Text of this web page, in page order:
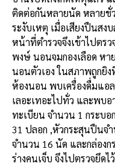
ติดต่อกันหลายนัด หลายชั่ว
ระงับเหตุ เมื่อเสียงปืนสง
หน้าที่ตำรวจจึงเข้าไปตร
พงษ์ นอนจมกองเลือด หา
นอนตัวเอง ในสภาพถูกยิ
ห้องนอน พบเครื่องดื่มแอล
เลอะเทอะไปทั่ว และพบ
ทะเบียน จำนวน 1 กระบ
31 ปลอก ,หัวกระสุนปืนจ
จำนวน 16 นัด และกล่องก
ร่างคนเจ็บ จึงไปตรวจยึด